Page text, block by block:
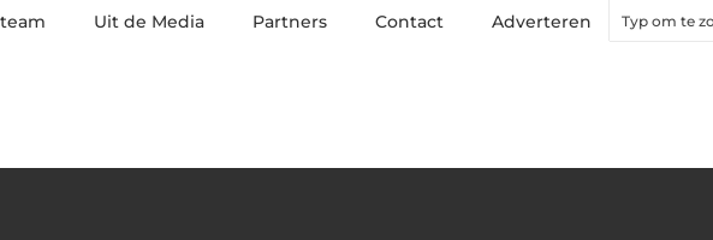
Uit de Media Partners Contact Adverteren